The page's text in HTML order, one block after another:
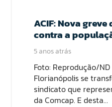
ACIF: Nova greve
contra a
5 anos atrás
Foto: Reprodução/
Florianópolis se
sindicato que
da Comcap. E desta…